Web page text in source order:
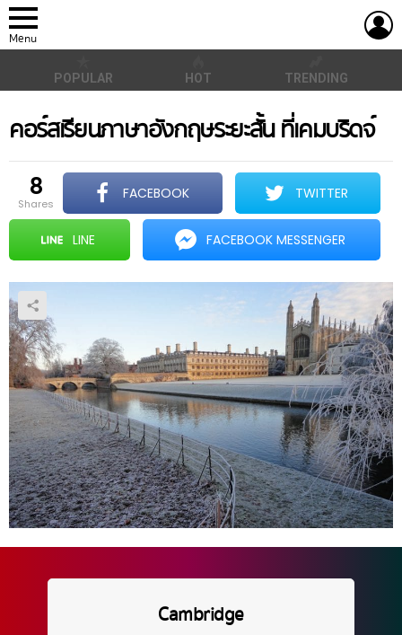
Menu
POPULAR HOT TRENDING
คอร์สเรียนภาษาอังกฤษระยะสั้น ที่เคมบริดจ์
8
shares
FACEBOOK TWITTER
LINE FACEBOOK MESSENGER
Cambridge